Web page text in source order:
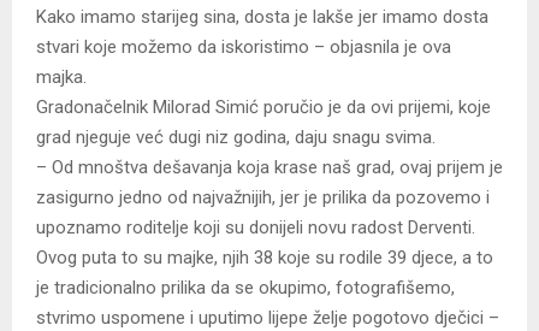
Kako imamo starijeg sina, dosta je lakše jer imamo dosta
stvari koje možemo da iskoristimo – objasnila je ova
majka.
Gradonačelnik Milorad Simić poručio je da ovi prijemi, koje
grad njeguje već dugi niz godina, daju snagu svima.
– Od mnoštva dešavanja koja krase naš grad, ovaj prijem je
zasigurno jedno od najvažnijih, jer je prilika da pozovemo i
upoznamo roditelje koji su donijeli novu radost Derventi.
Ovog puta to su majke, njih 38 koje su rodile 39 djece, a to
je tradicionalno prilika da se okupimo, fotografišemo,
stvrimo uspomene i uputimo lijepe želje pogotovo dječici –